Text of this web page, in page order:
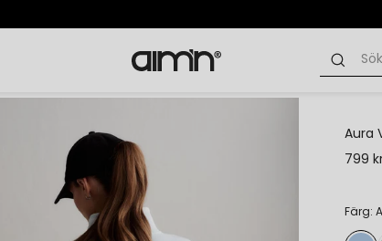
Aura
799
Färg: